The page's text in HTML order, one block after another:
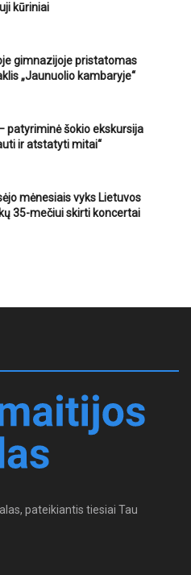
kūriniai
gimnazijoje pristatomas
„Jaunuolio kambaryje“
patyriminė šokio ekskursija
ir atstatyti mitai“
mėnesiais vyks Lietuvos
35-mečiui skirti koncertai
pateikiantis tiesiai Tau